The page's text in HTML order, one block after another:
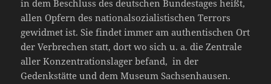
in dem Beschluss des deutschen Bundestages heißt,
allen Opfern des nationalsozialistischen Terrors
gewidmet ist. Sie findet immer am authentischen Ort
der Verbrechen statt, dort wo sich u. a. die Zentrale
aller Konzentrationslager befand, in der
Gedenkstätte und dem Museum Sachsenhausen.